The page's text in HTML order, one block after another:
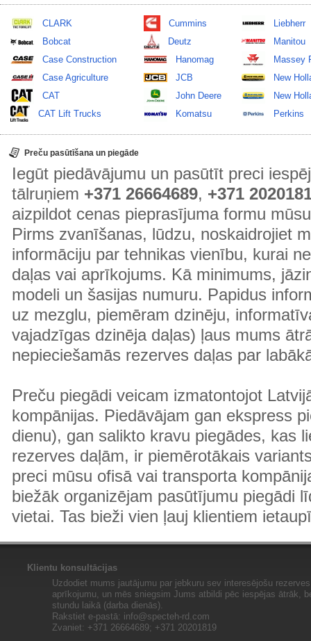
CLARK
Bobcat
Case Construction
Case Agriculture
CAT
CAT Lift Trucks
Cummins
Deutz
Hanomag
JCB
John Deere
Komatsu
Liebherr
Manitou
Massey
New
New
Perkins
Preču pasūtīšana un piegāde
Iegūt piedāvājumu un pasūtīt preci
tālruņiem +371 26664689, +371
aizpildot cenas pieprasījuma formu
Pirms zvanīšanas, lūdzu, noskaidrojiet
informāciju par tehnikas vienību, kurai
daļas vai aprīkojums. Kā minimums,
modeli un šasijas numuru. Papidus
uz mezglu, piemēram dzinēju,
vajadzīgas dzinēja daļas) ļaus mums
nepieciešamās rezerves daļas par
Preču piegādi veicam izmatontojot
kompānijas. Piedāvājam gan ekspress
dienu), gan salikto kravu piegādes, kas
rezerves daļām, ir piemērotākais
preci mūsu ofisā vai transporta
biežāk organizējam pasūtījumu piegādi
vietai. Tas bieži vien ļauj klientiem
Klientu konsultācijas
Uzdodiet mums jautājumu par jebkuru sev interesējošu
aprīkojumu, un mēs sniegsim Jums atbildi pēc iespējas ātrāk,
stundu laikā (darba dienās).
Rakstiet e-pastā: info@specteh-rd.com
Zvaniet: +371 26664689; +371 20201819